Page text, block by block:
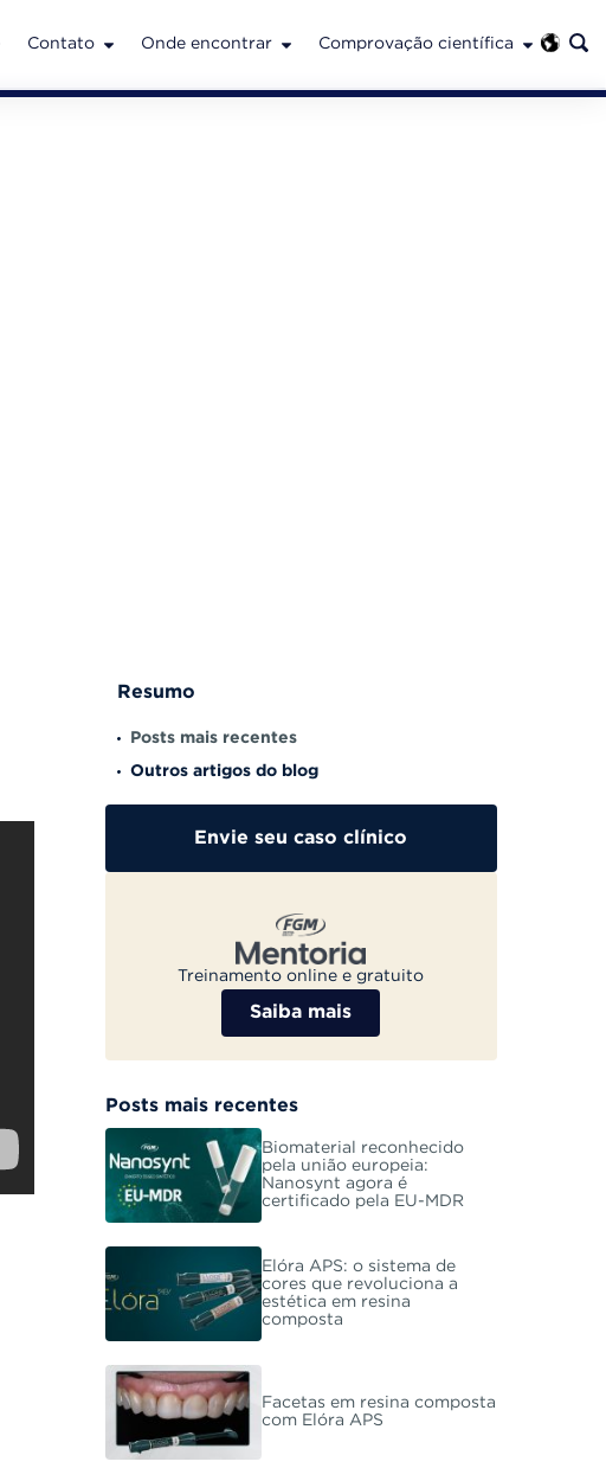
Contato Onde encontrar Comprovação científica
Resumo
Posts mais recentes
Outros artigos do blog
Envie seu caso clínico
Treinamento online e gratuito
Saiba mais
Posts mais recentes
Biomaterial reconhecido
pela união europeia:
Nanosynt agora é
certificado pela EU-MDR
Elóra APS: o sistema de
cores que revoluciona a
estética em resina
composta
Facetas em resina composta
com Elóra APS